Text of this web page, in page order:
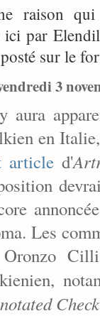
raison qui
ici par
sur le
3
aura
en
articled'
Les